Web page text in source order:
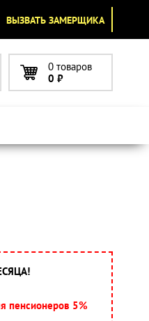
ВЫЗВАТЬ ЗАМЕРЩИКА
0 товаров
0 ₽
пенсионеров 5%